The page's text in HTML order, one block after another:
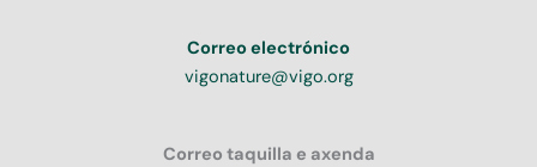
Correo electrónico
vigonature@vigo.org
Correo taquilla e axenda